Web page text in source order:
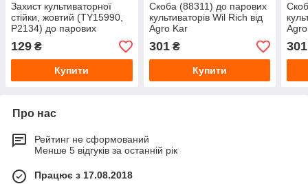
Захист культиваторної
стійки, жовтий (TY15990,
P2134) до парових
культиваторів John Deere,
Wil Rich, Case від Agro Kar
129 ₴
Купити
Скоба (88311) до парових
культиваторів Wil Rich від
Agro Kar
301₴
Купити
301
Про нас
Рейтинг не сформований
Менше 5 відгуків за останній рік
Працює з 17.08.2018